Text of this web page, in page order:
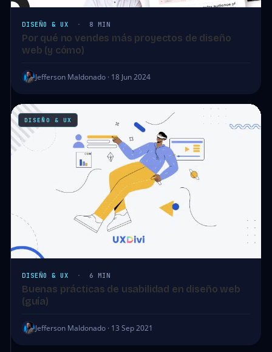
DISEÑO & UX · 8 MIN
Por qué no vendes más proyectos de diseño
web (y cómo)
Jefferson Maldonado · 18 Jun 2024
DISEÑO & UX
DISEÑO & UX · 6 MIN
Buenas prácticas de usabilidad en diseño web
(guía)
Jefferson Maldonado · 13 Sep 2021